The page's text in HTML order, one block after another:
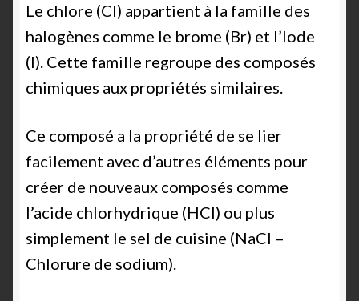
Le chlore (Cl) appartient à la famille des
halogènes comme le brome (Br) et l’Iode
(I). Cette famille regroupe des composés
chimiques aux propriétés similaires.
Ce composé a la propriété de se lier
facilement avec d’autres éléments pour
créer de nouveaux composés comme
l’acide chlorhydrique (HCl) ou plus
simplement le sel de cuisine (NaCl –
Chlorure de sodium).